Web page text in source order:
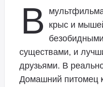
В
крыс и
существами, и
друзьями. В
Домашний питомец